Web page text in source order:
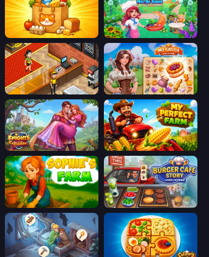
Farm Merge Market Magic Kitchen: Merge Game
Cinema Panic 2 My Castle: Merge & Story
Knights & Brides My Perfect Farm
Sophie's Farm Burger Cafe Story ASMR Cooking